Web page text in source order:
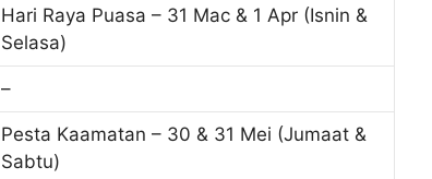
Hari Raya Puasa – 31 Mac & 1 Apr (Isnin &
Selasa)
–
Pesta Kaamatan – 30 & 31 Mei (Jumaat &
Sabtu)